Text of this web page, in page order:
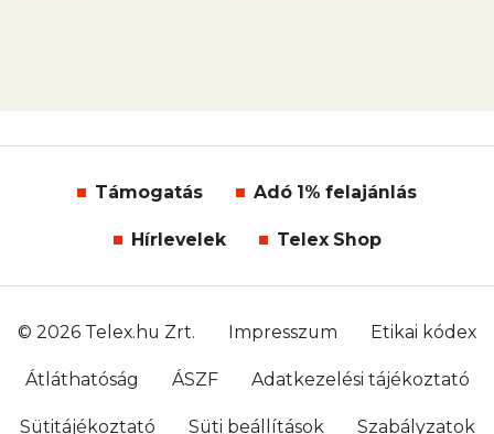
Támogatás Adó 1% felajánlás
Hírlevelek Telex Shop
© 2026 Telex.hu Zrt. Impresszum Etikai kódex
Átláthatóság ÁSZF Adatkezelési tájékoztató
Sütitájékoztató Süti beállítások Szabályzatok